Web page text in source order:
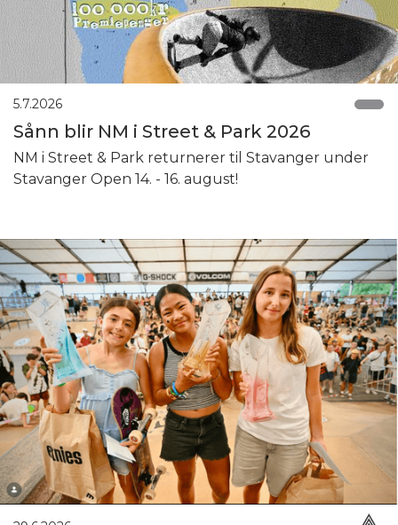
5.7.2026
Sånn blir NM i Street & Park 2026
NM i Street & Park returnerer til Stavanger under
Stavanger Open 14. - 16. august!